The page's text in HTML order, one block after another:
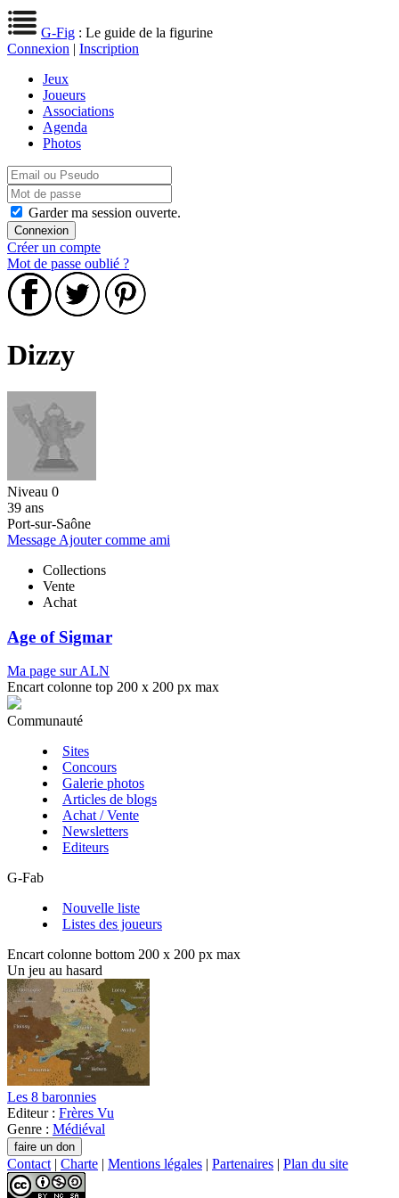
G-Fig : Le guide de la figurine
Connexion | Inscription
Jeux
Joueurs
Associations
Agenda
Photos
Garder ma session ouverte.
Créer un compte
Mot de passe oublié ?
Dizzy
Niveau 0
39 ans
Port-sur-Saône
Message Ajouter comme ami
Collections
Vente
Achat
Age of Sigmar
Ma page sur ALN
Encart colonne top 200 x 200 px max
Communauté
Sites
Concours
Galerie photos
Articles de blogs
Achat / Vente
Newsletters
Editeurs
G-Fab
Nouvelle liste
Listes des joueurs
Encart colonne bottom 200 x 200 px max
Un jeu au hasard
Les 8 baronnies
Editeur : Frères Vu
Genre : Médiéval
Contact | Charte | Mentions légales | Partenaires | Plan du site